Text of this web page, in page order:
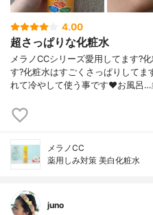
4.00
超さっぱりな化粧水
メラノCCシリーズ愛用してます?
す?化粧水はすごくさっぱりしてま
れて冷やして使う事です❤️お風呂…
メラノCC
薬用しみ対策 美白化粧水
juno